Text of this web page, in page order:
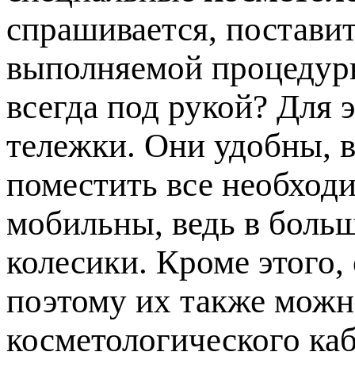
спрашивается,
выполняемой
всегда под рукой? Для
тележки. Они удобны,
поместить все
мобильны, ведь в
колесики. Кроме
поэтому их также
косметологического